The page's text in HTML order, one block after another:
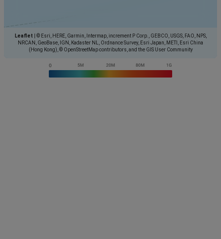
Leaflet
© Esri, HERE, Garmin, Intermap, increment P Corp., GEBCO, USGS, FAO, NPS,
NRCAN, GeoBase, IGN, Kadaster NL, Ordnance Survey, Esri Japan, METI, Esri China
(Hong Kong), © OpenStreetMap contributors, and the GIS User Community